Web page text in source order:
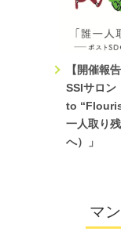
ューションイニシ
「ふくしまスタデ
～」（主催 人間科
プログラム）・社
者を募集します。
【開催報
SSIサロ
to
一人取り
へ）」
マ